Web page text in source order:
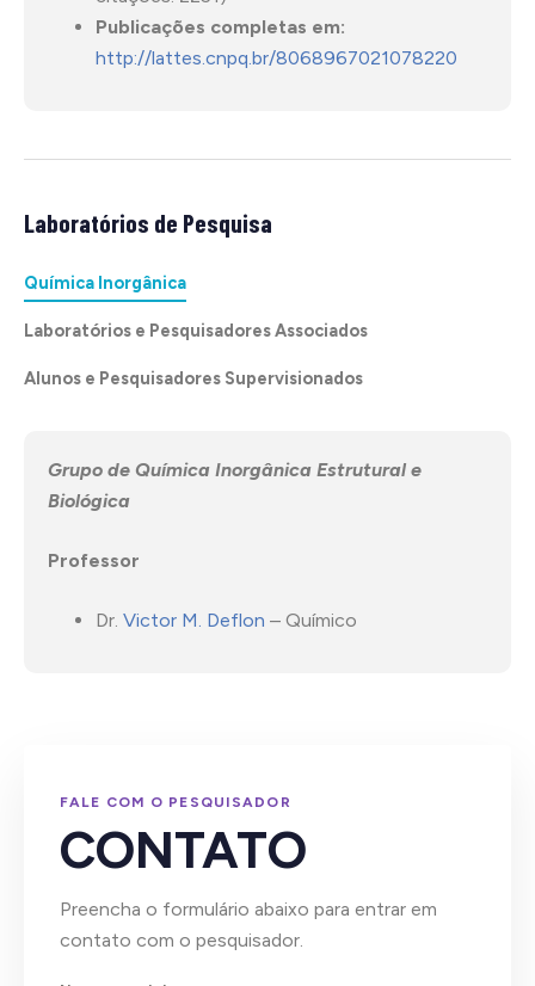
Publicações completas em:
http://lattes.cnpq.br/8068967021078220
Laboratórios de Pesquisa
Química Inorgânica
Laboratórios e Pesquisadores Associados
Alunos e Pesquisadores Supervisionados
Grupo de Química Inorgânica Estrutural e
Biológica
Professor
Dr.Victor M. Deflon – Químico
FALE COM O PESQUISADOR
CONTATO
Preencha o formulário abaixo para entrar em
contato com o pesquisador.